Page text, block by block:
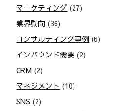
マーケティング (27)
業界動向 (36)
コンサルティング事例 (6)
インバウンド需要 (2)
CRM (2)
マネジメント (10)
SNS (2)